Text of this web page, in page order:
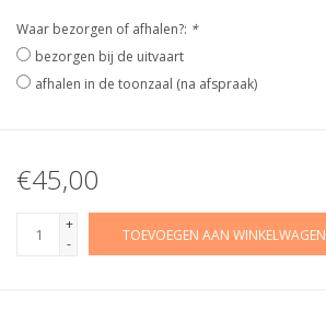
Waar bezorgen of afhalen?: *
bezorgen bij de uitvaart
afhalen in de toonzaal (na afspraak)
€45,00
+
-
TOEVOEGEN AAN WINKELWAGEN